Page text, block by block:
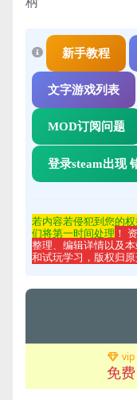
新手教程
文字游戏列表
MOD订阅问题
登录steam出现
若内容若侵犯到您的
们将第一时间处理 ！
整理、编辑详情以及
和试玩学习，版权归原
vip
免费